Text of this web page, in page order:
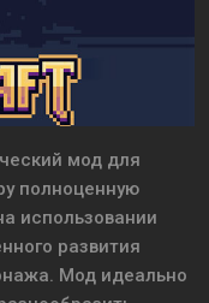
мод для
полноценную
использовании
развития
Мод идеально